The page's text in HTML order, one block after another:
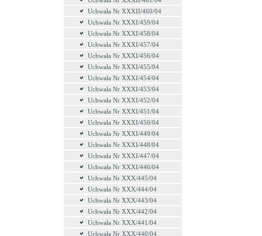
Uchwała Nr XXXII/460/04
Uchwała Nr XXXI/459/04
Uchwała Nr XXXI/458/04
Uchwała Nr XXXI/457/04
Uchwała Nr XXXI/456/04
Uchwała Nr XXXI/455/04
Uchwała Nr XXXI/454/04
Uchwała Nr XXXI/453/04
Uchwała Nr XXXI/452/04
Uchwała Nr XXXI/451/04
Uchwała Nr XXXI/450/04
Uchwała Nr XXXI/449/04
Uchwała Nr XXXI/448/04
Uchwała Nr XXXI/447/04
Uchwała Nr XXXI/446/04
Uchwała Nr XXX/445/04
Uchwała Nr XXX/444/04
Uchwała Nr XXX/443/04
Uchwała Nr XXX/442/04
Uchwała Nr XXX/441/04
Uchwała Nr XXX/440/04